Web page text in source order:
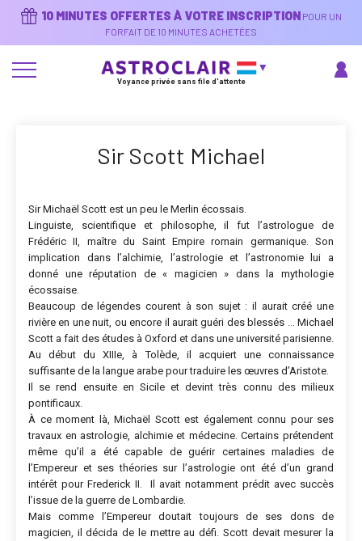
10 MINUTES OFFERTES À VOTRE INSCRIPTION POUR UN
FORFAIT DE 10 MINUTES ACHETÉES
Voyance privée sans file d'attente
Sir Scott Michael
Sir Michaël Scott est un peu le Merlin écossais.
Linguiste, scientifique et philosophe, il fut l’astrologue de
Frédéric II, maître du Saint Empire romain germanique. Son
implication dans l’alchimie, l’astrologie et l’astronomie lui a
donné une réputation de « magicien » dans la mythologie
écossaise.
Beaucoup de légendes courent à son sujet : il aurait créé une
rivière en une nuit, ou encore il aurait guéri des blessés … Michael
Scott a fait des études à Oxford et dans une université parisienne.
Au début du XIIIe, à Tolède, il acquiert une connaissance
suffisante de la langue arabe pour traduire les œuvres d’Aristote.
Il se rend ensuite en Sicile et devint très connu des milieux
pontificaux.
À ce moment là, Michaël Scott est également connu pour ses
travaux en astrologie, alchimie et médecine. Certains prétendent
même qu’il a été capable de guérir certaines maladies de
l’Empereur et ses théories sur l’astrologie ont été d’un grand
intérêt pour Frederick II. Il avait notamment prédit avec succès
l’issue de la guerre de Lombardie.
Mais comme l’Empereur doutait toujours de ses dons de
magicien, il décida de le mettre au défi. Scott devait mesurer la